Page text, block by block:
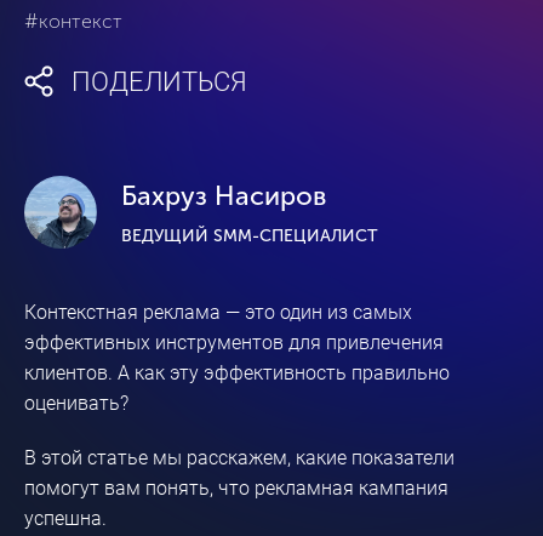
#контекст
ПОДЕЛИТЬСЯ
Бахруз Насиров
ВЕДУЩИЙ SMM-СПЕЦИАЛИСТ
Контекстная реклама — это один из самых
эффективных инструментов для привлечения
клиентов. А как эту эффективность правильно
оценивать?
В этой статье мы расскажем, какие показатели
помогут вам понять, что рекламная кампания
успешна.